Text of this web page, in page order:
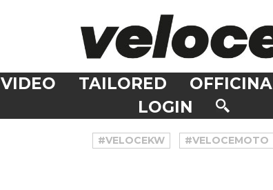
VIDEO TAILORED OFFICINA
LOGIN
#VELOCEKW #VELOCEMOTO